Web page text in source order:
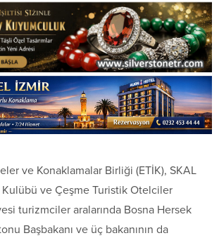
ve Konaklamalar Birliği (ETİK), SKAL
ve Çeşme Turistik Otelciler
turizmciler aralarında Bosna Hersek
Başbakanı ve üç bakanının da